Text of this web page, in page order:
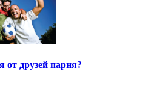
от друзей парня?